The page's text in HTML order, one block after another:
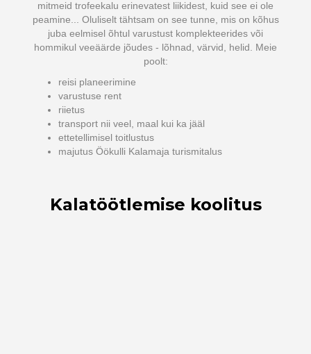
mitmeid trofeekalu erinevatest liikidest, kuid see ei ole
peamine... Oluliselt tähtsam on see tunne, mis on kõhus
juba eelmisel õhtul varustust komplekteerides või
hommikul veeäärde jõudes - lõhnad, värvid, helid. Meie
poolt:
reisi planeerimine
varustuse rent
riietus
transport nii veel, maal kui ka jääl
ettetellimisel toitlustus
majutus Öökulli Kalamaja turismitalus
Kalatöötlemise koolitus